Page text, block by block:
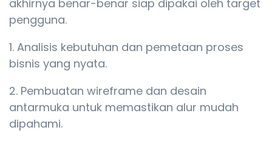
akhirnya benar-benar siap dipakai oleh target
pengguna.
Analisis kebutuhan dan pemetaan proses
bisnis yang nyata.
Pembuatan wireframe dan desain
antarmuka untuk memastikan alur mudah
dipahami.